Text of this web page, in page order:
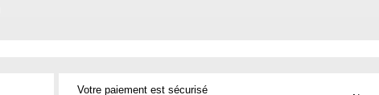
Votre paiement est sécurisé